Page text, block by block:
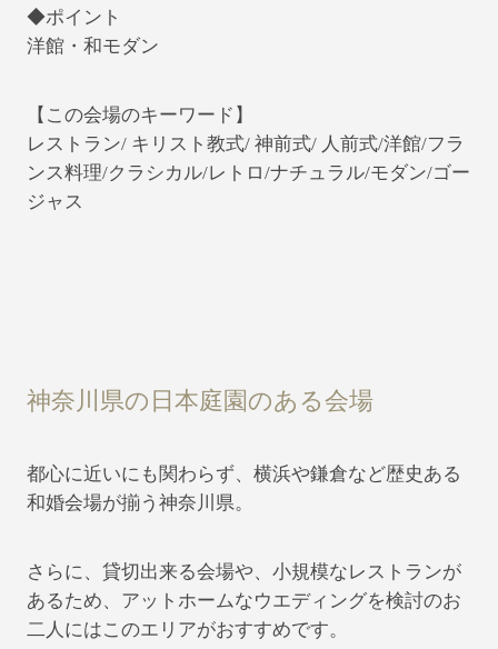
◆ポイント
洋館・和モダン
【この会場のキーワード】
レストラン/ キリスト教式/ 神前式/ 人前式/洋館/フラ
ンス料理/クラシカル/レトロ/ナチュラル/モダン/ゴー
ジャス
神奈川県の日本庭園のある会場
都心に近いにも関わらず、横浜や鎌倉など歴史ある
和婚会場が揃う神奈川県。
さらに、貸切出来る会場や、小規模なレストランが
あるため、アットホームなウエディングを検討のお
二人にはこのエリアがおすすめです。